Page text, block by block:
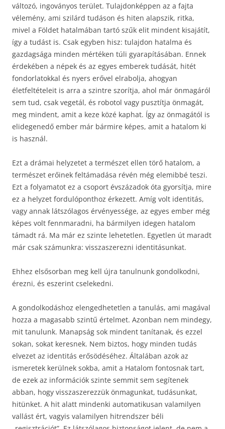
változó, ingoványos terület. Tulajdonképpen az a fajta
vélemény, ami szilárd tudáson és hiten alapszik, ritka,
mivel a Földet hatalmában tartó szűk elit mindent kisajátít,
így a tudást is. Csak egyben hisz: tulajdon hatalma és
gazdagsága minden mértéken túli gyarapításában. Ennek
érdekében a népek és az egyes emberek tudását, hitét
fondorlatokkal és nyers erővel elrabolja, ahogyan
életfeltételeit is arra a szintre szorítja, ahol már önmagáról
sem tud, csak vegetál, és robotol vagy pusztítja önmagát,
meg mindent, amit a keze közé kaphat. Így az önmagától is
elidegenedő ember már bármire képes, amit a hatalom ki
is használ.
Ezt a drámai helyzetet a természet ellen törő hatalom, a
természet erőinek feltámadása révén még elemibbé teszi.
Ezt a folyamatot ez a csoport évszázadok óta gyorsítja, mire
ez a helyzet fordulóponthoz érkezett. Amíg volt identitás,
vagy annak látszólagos érvényessége, az egyes ember még
képes volt fennmaradni, ha bármilyen idegen hatalom
támadt rá. Ma már ez szinte lehetetlen. Egyetlen út maradt
már csak számunkra: visszaszerezni identitásunkat.
Ehhez elsősorban meg kell újra tanulnunk gondolkodni,
érezni, és eszerint cselekedni.
A gondolkodáshoz elengedhetetlen a tanulás, ami magával
hozza a magasabb szintű értelmet. Azonban nem mindegy,
mit tanulunk. Manapság sok mindent tanítanak, és ezzel
sokan, sokat keresnek. Nem biztos, hogy minden tudás
elvezet az identitás erősödéséhez. Általában azok az
ismeretek kerülnek sokba, amit a Hatalom fontosnak tart,
de ezek az információk szinte semmit sem segítenek
abban, hogy visszaszerezzük önmagunkat, tudásunkat,
hitünket. A hit alatt mindenki automatikusan valamilyen
vallást ért, vagyis valamilyen hitrendszer béli